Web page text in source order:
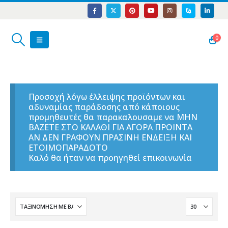
0
Προσοχή λόγω έλλειψης προϊόντων και
αδυναμίας παράδοσης από κάποιους
προμηθευτές θα παρακαλουσαμε να ΜΗΝ
ΒΑΖΕΤΕ ΣΤΟ ΚΑΛΑΘΙ ΓΙΑ ΑΓΟΡΑ ΠΡΟΙΝΤΑ
ΑΝ ΔΕΝ ΓΡΑΦΟΥΝ ΠΡΑΣΙΝΗ ΕΝΔΕΙΞΗ ΚΑΙ
ΕΤΟΙΜΟΠΑΡΑΔΟΤΟ
Καλό θα ήταν να προηγηθεί επικοινωνία